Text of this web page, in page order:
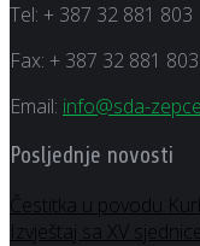
Tel: + 387 32 881 803
Fax: + 387 32 881 803
Email: info@sda-
Posljednje novosti
Čestitka u povodu
Izvještaj sa XV